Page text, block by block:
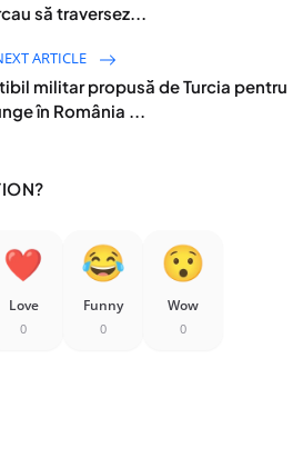
să traversez...
ARTICLE
militar propusă de Turcia pentru
în România ...
Love
0
Funny
0
Wow
0